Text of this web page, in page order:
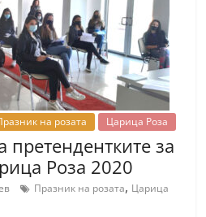
на розата Царица Роза
за
Роза 2020
Празник на розата, Царица